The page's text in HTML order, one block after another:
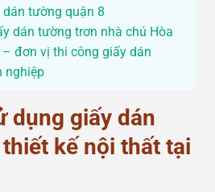
tường quận 8
dán tường trơn nhà chú Hòa
đơn vị thi công giấy dán
nghiệp
dụng giấy dán
kế nội thất tại